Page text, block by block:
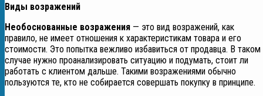
Виды возражений
Необоснованные возражения — это вид возражений, как
правило, не имеет отношения к характеристикам товара и его
стоимости. Это попытка вежливо избавиться от продавца. В таком
случае нужно проанализировать ситуацию и подумать, стоит ли
работать с клиентом дальше. Такими возражениями обычно
пользуются те, кто не собирается совершать покупку в принципе.